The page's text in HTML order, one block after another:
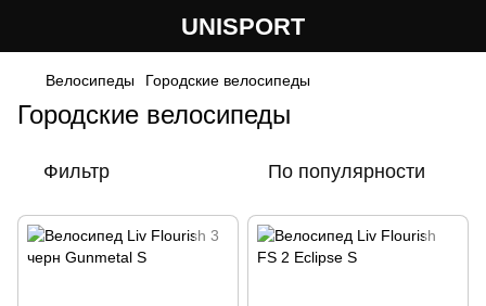
UNISPORT
Велосипеды Городские велосипеды
Городские велосипеды
Фильтр По популярности